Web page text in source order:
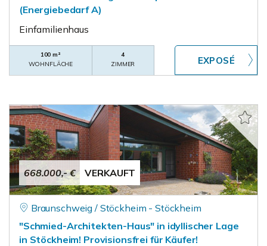
(Energiebedarf A)
Einfamilienhaus
100 m²
WOHNFLÄCHE
4
ZIMMER
668.000,- € VERKAUFT
Braunschweig / Stöckheim - Stöckheim
"Schmied-Architekten-Haus" in idyllischer Lage
in Stöckheim! Provisionsfrei für Käufer!